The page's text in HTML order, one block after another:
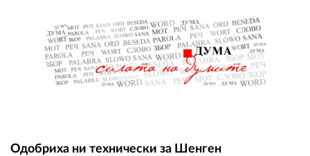
Одобриха ни технически за Шенген